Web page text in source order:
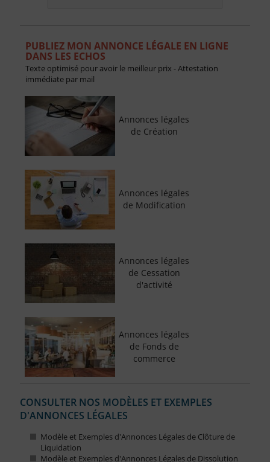
PUBLIEZ MON ANNONCE LÉGALE EN LIGNE
DANS LES ECHOS
Texte optimisé pour avoir le meilleur prix - Attestation
immédiate par mail
Annonces légales
de Création
Annonces légales
de Modification
Annonces légales
de Cessation
d'activité
Annonces légales
de Fonds de
commerce
CONSULTER NOS MODÈLES ET EXEMPLES
D'ANNONCES LÉGALES
Modèle et Exemples d'Annonces Légales de Clôture de
Liquidation
Modèle et Exemples d'Annonces Légales de Dissolution